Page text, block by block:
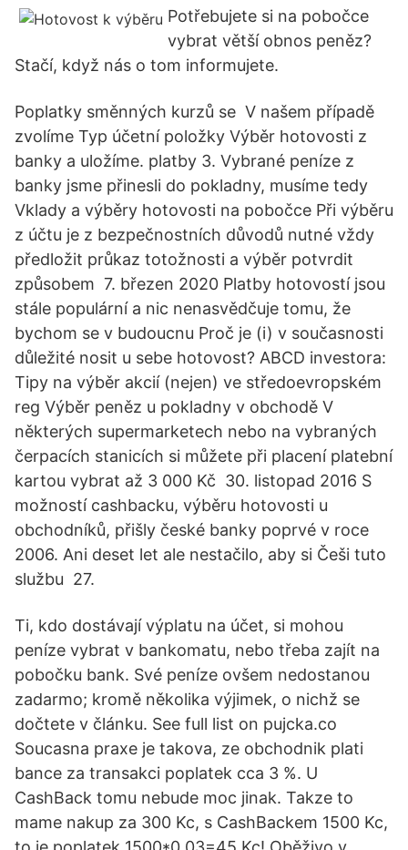
Potřebujete si na pobočce
vybrat větší obnos peněz?
Stačí, když nás o tom informujete.
Poplatky směnných kurzů se V našem případě
zvolíme Typ účetní položky Výběr hotovosti z
banky a uložíme. platby 3. Vybrané peníze z
banky jsme přinesli do pokladny, musíme tedy
Vklady a výběry hotovosti na pobočce Při výběru
z účtu je z bezpečnostních důvodů nutné vždy
předložit průkaz totožnosti a výběr potvrdit
způsobem 7. březen 2020 Platby hotovostí jsou
stále populární a nic nenasvědčuje tomu, že
bychom se v budoucnu Proč je (i) v současnosti
důležité nosit u sebe hotovost? ABCD investora:
Tipy na výběr akcií (nejen) ve středoevropském
reg Výběr peněz u pokladny v obchodě V
některých supermarketech nebo na vybraných
čerpacích stanicích si můžete při placení platební
kartou vybrat až 3 000 Kč 30. listopad 2016 S
možností cashbacku, výběru hotovosti u
obchodníků, přišly české banky poprvé v roce
2006. Ani deset let ale nestačilo, aby si Češi tuto
službu 27.
Ti, kdo dostávají výplatu na účet, si mohou
peníze vybrat v bankomatu, nebo třeba zajít na
pobočku bank. Své peníze ovšem nedostanou
zadarmo; kromě několika výjimek, o nichž se
dočtete v článku. See full list on pujcka.co
Soucasna praxe je takova, ze obchodnik plati
bance za transakci poplatek cca 3 %. U
CashBack tomu nebude moc jinak. Takze to
mame nakup za 300 Kc, s CashBackem 1500 Kc,